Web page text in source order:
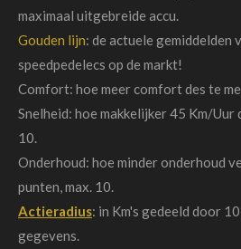
maximaal uitgebreide accu.
Gouden lijn: de actuele gemiddelden
speedpedelecs op de markt!
Comfort: hoe meer comfort des te
Snelheid: hoe makkelijker 45 Km/Uur
10.
Onderhoud: hoe minder onderhoud
punten, max. 10.
Actieradius: in Km's gedeeld door
gegevens.